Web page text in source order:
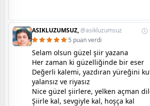
ASIKLUZUMSUZ,@asikluzumsuz
5 puan verdi
Selam olsun güzel şiir yazana
Her zaman ki güzelliğinde bir eser
Değerli kalemi, yazdıran yüreğini
yalansız ve riyasız
Nice güzel şiirlere, yelken açman
Şiirle kal, sevgiyle kal, hoşça kal